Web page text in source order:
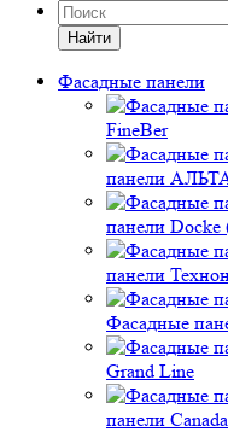
Найти
Фасадные панели
FineBer
панели
панели Docke
панели
Фасадные
Grand Line
панели